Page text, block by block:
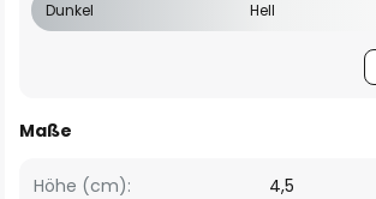
Dunkel Hell
Maße
Höhe (cm): 4,5